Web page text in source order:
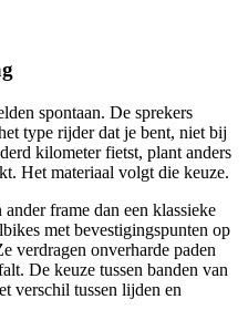
spontaan. De sprekers
type rijder dat je bent, niet bij
kilometer fietst, plant anders
Het materiaal volgt die keuze.
frame dan een klassieke
met bevestigingspunten op
verdragen onverharde paden
De keuze tussen banden van
verschil tussen lijden en